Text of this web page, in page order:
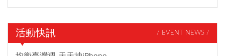
活動快訊 / EVENT NEWS /